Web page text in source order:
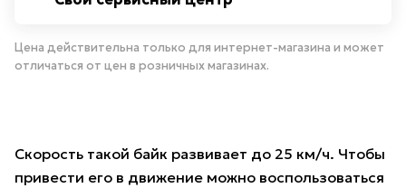
Цена действительна только для интернет-магазина и может
отличаться от цен в розничных магазинах.
Скорость такой байк развивает до 25 км/ч. Чтобы
привести его в движение можно воспользоваться